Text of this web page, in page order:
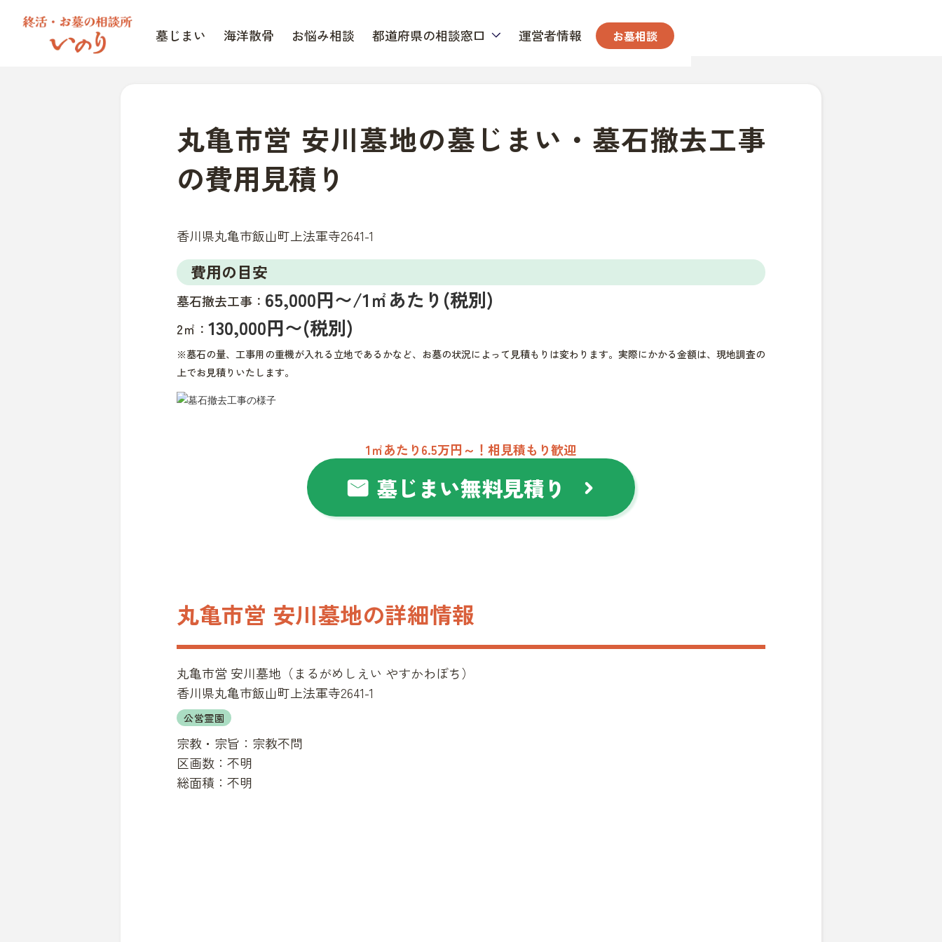
墓じまい 海洋散骨 お悩み相談 都道府県の相談窓口 運営者情報 お墓相談
丸亀市営 安川墓地の墓じまい・墓石撤去工事
の費用見積り
香川県丸亀市飯山町上法軍寺2641-1
費用の目安
墓石撤去工事： 65,000円〜/1㎡あたり(税別)
2㎡： 130,000円〜(税別)
※墓石の量、工事用の重機が入れる立地であるかなど、お墓の状況によって見積もりは変わります。実際にかかる金額は、現地調査の
上でお見積りいたします。
1㎡あたり6.5万円～！相見積もり歓迎
mail 墓じまい無料見積り chevron_right
丸亀市営 安川墓地の詳細情報
丸亀市営 安川墓地 （まるがめしえい やすかわぼち）
香川県丸亀市飯山町上法軍寺2641-1
公営霊園
宗教・宗旨： 宗教不問
区画数： 不明
総面積： 不明